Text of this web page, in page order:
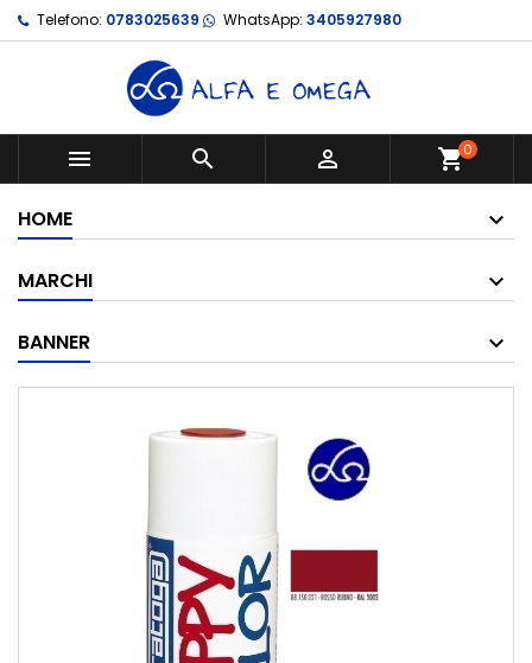
Telefono: 0783025639 WhatsApp: 3405927980
   shopping_cart0
HOME
MARCHI
BANNER